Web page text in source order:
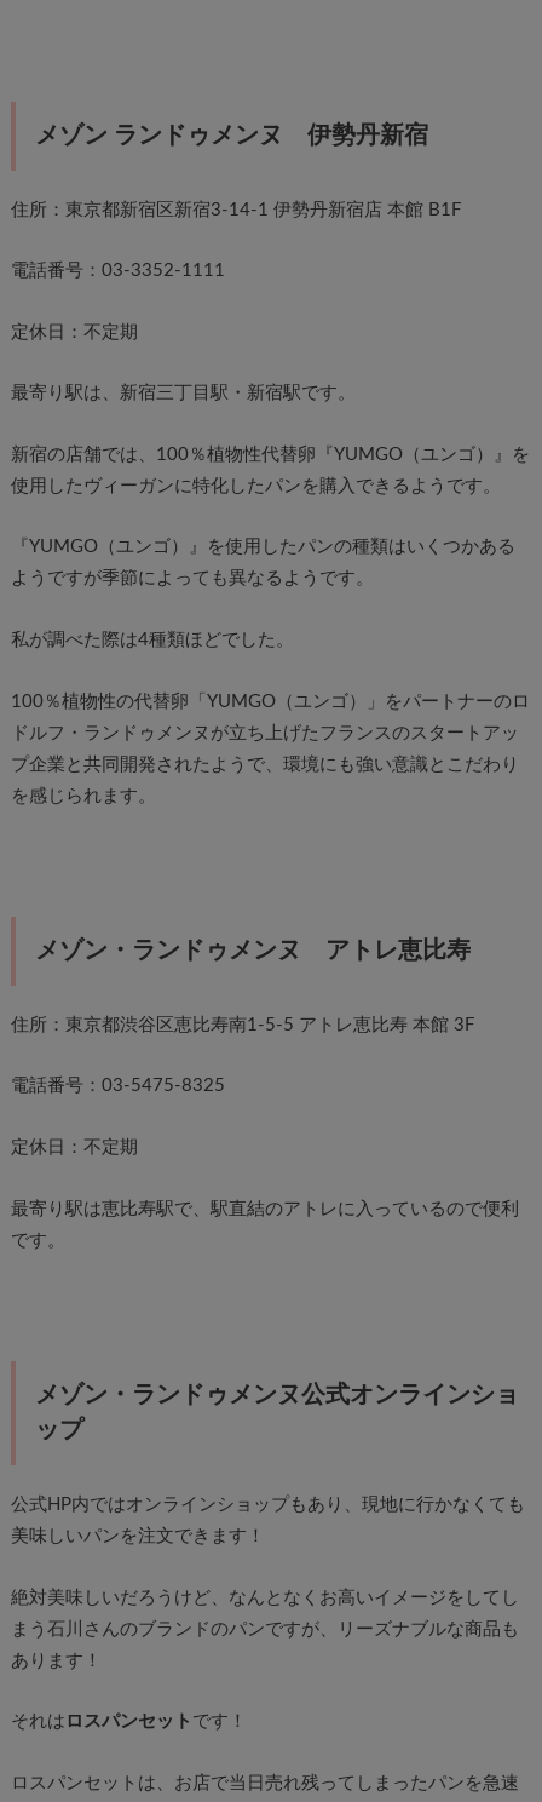
メゾン ランドゥメンヌ 伊勢丹新宿
住所：東京都新宿区新宿3-14-1 伊勢丹新宿店 本館 B1F
電話番号：03-3352-1111
定休日：不定期
最寄り駅は、新宿三丁目駅・新宿駅です。
新宿の店舗では、100％植物性代替卵『YUMGO（ユンゴ）』を
使用したヴィーガンに特化したパンを購入できるようです。
『YUMGO（ユンゴ）』を使用したパンの種類はいくつかある
ようですが季節によっても異なるようです。
私が調べた際は4種類ほどでした。
100％植物性の代替卵「YUMGO（ユンゴ）」をパートナーのロ
ドルフ・ランドゥメンヌが立ち上げたフランスのスタートアッ
プ企業と共同開発されたようで、環境にも強い意識とこだわり
を感じられます。
メゾン・ランドゥメンヌ アトレ恵比寿
住所：東京都渋谷区恵比寿南1-5-5 アトレ恵比寿 本館 3F
電話番号：03-5475-8325
定休日：不定期
最寄り駅は恵比寿駅で、駅直結のアトレに入っているので便利
です。
メゾン・ランドゥメンヌ公式オンラインショ
ップ
公式HP内ではオンラインショップもあり、現地に行かなくても
美味しいパンを注文できます！
絶対美味しいだろうけど、なんとなくお高いイメージをしてし
まう石川さんのブランドのパンですが、リーズナブルな商品も
あります！
それは ロスパンセット です！
ロスパンセットは、お店で当日売れ残ってしまったパンを急速